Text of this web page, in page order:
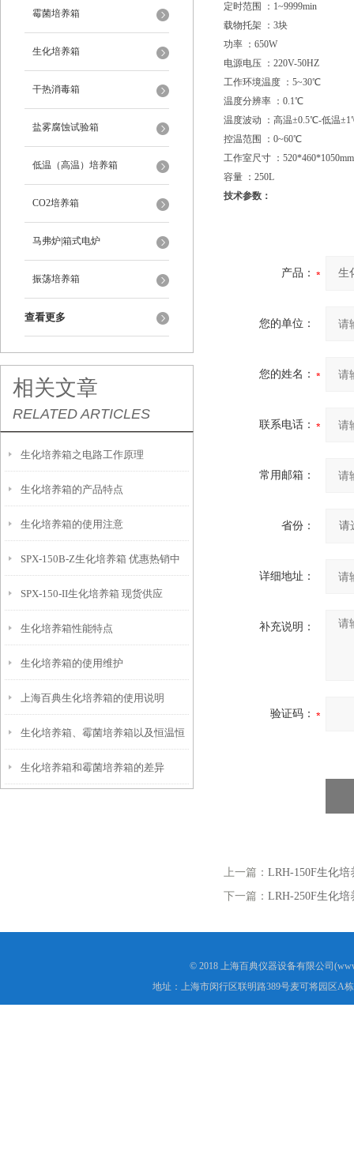
霉菌培养箱
生化培养箱
干热消毒箱
盐雾腐蚀试验箱
低温（高温）培养箱
CO2培养箱
马弗炉|箱式电炉
振荡培养箱
查看更多
相关文章
RELATED ARTICLES
生化培养箱之电路工作原理
生化培养箱的产品特点
生化培养箱的使用注意
SPX-150B-Z生化培养箱 优惠热销中
SPX-150-II生化培养箱 现货供应
生化培养箱性能特点
生化培养箱的使用维护
上海百典生化培养箱的使用说明
生化培养箱、霉菌培养箱以及恒温恒
湿培养箱三者区别
生化培养箱和霉菌培养箱的差异
定时范围 ：1~9999min
载物托架 ：3块
功率 ：650W
电源电压 ：220V-50HZ
工作环境温度 ：5~30℃
温度分辨率 ：0.1℃
温度波动 ：高温±0.5℃-低温
控温范围 ：0~60℃
工作室尺寸 ：520*460*1050mm
容量 ：250L
技术参数：
产品：
您的单位：
您的姓名：
联系电话：
常用邮箱：
省份：
详细地址：
补充说明：
验证码：
上一篇： LRH-150F生化培
下一篇： LRH-250F生化培
© 2018 上海百典仪器设备有限公司
地址：上海市闵行区联明路389号麦可将园区A